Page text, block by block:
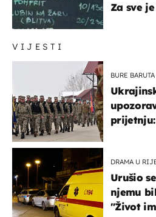
VIJESTI
BURE BARUTA
DRAMA U
Urušio
njemu
"Život
Za sve